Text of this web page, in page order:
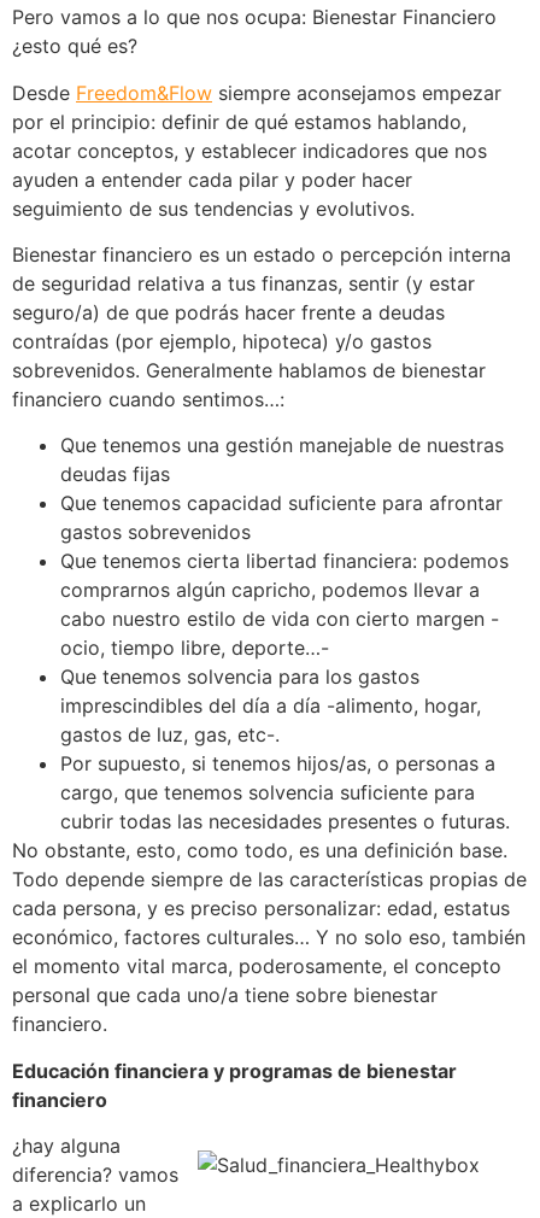
Pero vamos a lo que nos ocupa: Bienestar Financiero
¿esto qué es?
Desde Freedom&Flow siempre aconsejamos empezar
por el principio: definir de qué estamos hablando,
acotar conceptos, y establecer indicadores que nos
ayuden a entender cada pilar y poder hacer
seguimiento de sus tendencias y evolutivos.
Bienestar financiero es un estado o percepción interna
de seguridad relativa a tus finanzas, sentir (y estar
seguro/a) de que podrás hacer frente a deudas
contraídas (por ejemplo, hipoteca) y/o gastos
sobrevenidos. Generalmente hablamos de bienestar
financiero cuando sentimos…:
Que tenemos una gestión manejable de nuestras
deudas fijas
Que tenemos capacidad suficiente para afrontar
gastos sobrevenidos
Que tenemos cierta libertad financiera: podemos
comprarnos algún capricho, podemos llevar a
cabo nuestro estilo de vida con cierto margen -
ocio, tiempo libre, deporte…-
Que tenemos solvencia para los gastos
imprescindibles del día a día -alimento, hogar,
gastos de luz, gas, etc-.
Por supuesto, si tenemos hijos/as, o personas a
cargo, que tenemos solvencia suficiente para
cubrir todas las necesidades presentes o futuras.
No obstante, esto, como todo, es una definición base.
Todo depende siempre de las características propias de
cada persona, y es preciso personalizar: edad, estatus
económico, factores culturales… Y no solo eso, también
el momento vital marca, poderosamente, el concepto
personal que cada uno/a tiene sobre bienestar
financiero.
Educación financiera y programas de bienestar
financiero
¿hay alguna
diferencia? vamos
a explicarlo un